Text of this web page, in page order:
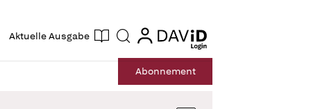
Aktuelle Ausgabe Suche login
login
Abonnement